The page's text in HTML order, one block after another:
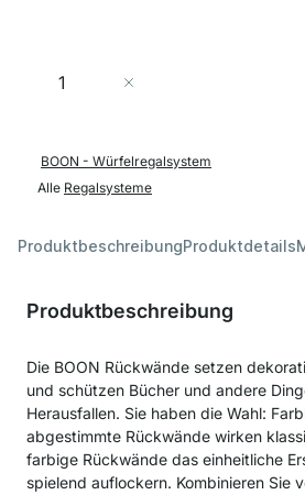
Menge
BOON - Würfelregalsystem
Alle Regalsysteme
ProduktbeschreibungProduktdetails
Produktbeschreibung
Die BOON Rückwände setzen
und schützen Bücher und andere
Herausfallen. Sie haben die Wahl:
abgestimmte Rückwände wirken
farbige Rückwände das einheitliche
spielend auflockern. Kombinieren Sie